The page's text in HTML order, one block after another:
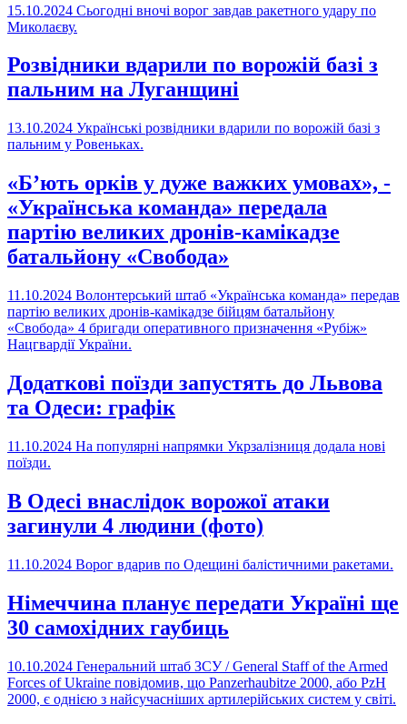
15.10.2024 Сьогодні вночі ворог завдав ракетного удару по
Миколаєву.
Розвідники вдарили по ворожій базі з
пальним на Луганщині
13.10.2024 Українські розвідники вдарили по ворожій базі з
пальним у Ровеньках.
«Б’ють орків у дуже важких умовах», -
«Українська команда» передала
партію великих дронів-камікадзе
батальйону «Свобода»
11.10.2024 Волонтерський штаб «Українська команда» передав
партію великих дронів-камікадзе бійцям батальйону
«Свобода» 4 бригади оперативного призначення «Рубіж»
Нацгвардії України.
Додаткові поїзди запустять до Львова
та Одеси: графік
11.10.2024 На популярні напрямки Укрзалізниця додала нові
поїзди.
В Одесі внаслідок ворожої атаки
загинули 4 людини (фото)
11.10.2024 Ворог вдарив по Одещині балістичними ракетами.
Німеччина планує передати Україні ще
30 самохідних гаубиць
10.10.2024 Генеральний штаб ЗСУ / General Staff of the Armed
Forces of Ukraine повідомив, що Panzerhaubitze 2000, або PzH
2000, є однією з найсучасніших артилерійських систем у світі.